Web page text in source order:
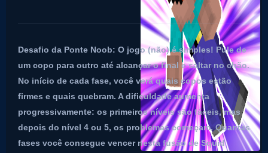
Desafio da Ponte Noob: O jogo (não) é simples! Pule de
um copo para outro até alcançar o final e saltar no chão.
No início de cada fase, você verá quais copos estão
firmes e quais quebram. A dificuldade aumenta
progressivamente: os primeiros níveis são fáceis, mas
depois do nível 4 ou 5, os problemas começam. Quantas
fases você consegue vencer nesta fusão de Squid